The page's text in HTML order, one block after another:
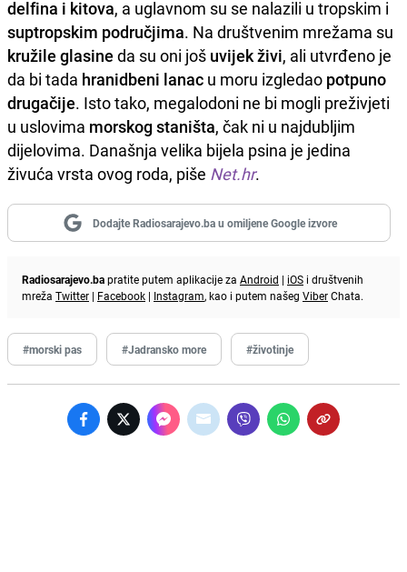
delfina i kitova, a uglavnom su se nalazili u tropskim i
suptropskim područjima. Na društvenim mrežama su
kružile glasine da su oni još uvijek živi, ali utvrđeno je
da bi tada hranidbeni lanac u moru izgledao potpuno
drugačije. Isto tako, megalodoni ne bi mogli preživjeti
u uslovima morskog staništa, čak ni u najdubljim
dijelovima. Današnja velika bijela psina je jedina
živuća vrsta ovog roda, piše Net.hr.
Dodajte Radiosarajevo.ba u omiljene Google izvore
Radiosarajevo.bapratite putem aplikacije za Android | iOS i društvenih
mreža Twitter | Facebook | Instagram, kao i putem našeg ViberChata.
#morski pas #Jadransko more #životinje